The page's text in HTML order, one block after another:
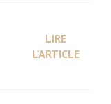
LIRE
L'ARTICLE